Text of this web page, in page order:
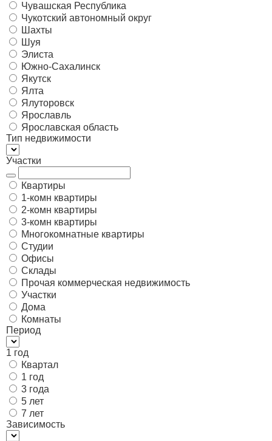
Чувашская Республика
Чукотский автономный округ
Шахты
Шуя
Элиста
Южно-Сахалинск
Якутск
Ялта
Ялуторовск
Ярославль
Ярославская область
Тип недвижимости
Участки
Квартиры
1-комн квартиры
2-комн квартиры
3-комн квартиры
Многокомнатные квартиры
Студии
Офисы
Склады
Прочая коммерческая недвижимость
Участки
Дома
Комнаты
Период
1 год
Квартал
1 год
3 года
5 лет
7 лет
Зависимость